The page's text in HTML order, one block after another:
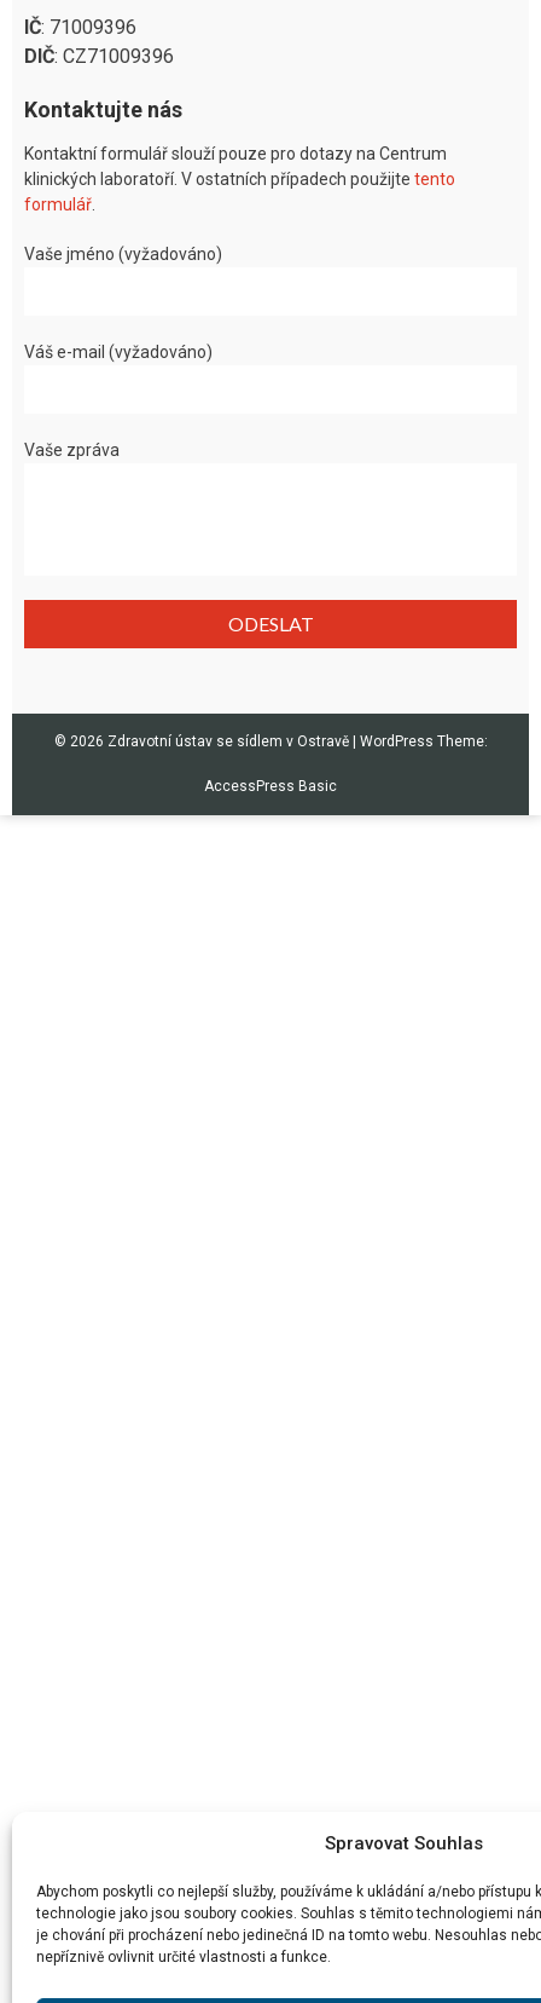
Spravovat Souhlas
Abychom poskytli co nejlepší služby, používáme k ukládání a/nebo
technologie jako jsou soubory cookies. Souhlas s těmito technologiemi
je chování při procházení nebo jedinečná ID na tomto webu. Nesouhlas
nepříznivě ovlivnit určité vlastnosti a funkce.
IČ: 71009396
DIČ: CZ71009396
Kontaktujte nás
Kontaktní formulář slouží pouze pro dotazy na Centrum
klinických laboratoří. V ostatních případech použijte tento
formulář
Vaše jméno (vyžadováno)
Váš e-mail (vyžadováno)
Vaše zpráva
© 2026 Zdravotní ústav se sídlem v Ostravě | WordPress Theme:
AccessPress Basic